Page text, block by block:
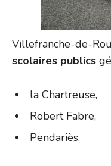
Villefranche-de-
scolaires publics
la Chartreuse,
Robert Fabre,
Pendariès.